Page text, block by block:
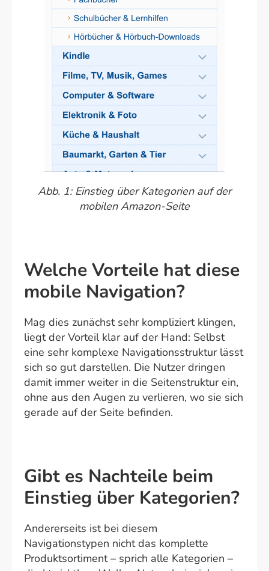
Abb. 1: Einstieg über Kategorien auf der
mobilen Amazon-Seite
Welche Vorteile hat diese
mobile Navigation?
Mag dies zunächst sehr kompliziert klingen,
liegt der Vorteil klar auf der Hand: Selbst
eine sehr komplexe Navigationsstruktur lässt
sich so gut darstellen. Die Nutzer dringen
damit immer weiter in die Seitenstruktur ein,
ohne aus den Augen zu verlieren, wo sie sich
gerade auf der Seite befinden.
Gibt es Nachteile beim
Einstieg über Kategorien?
Andererseits ist bei diesem
Navigationstypen nicht das komplette
Produktsortiment – sprich alle Kategorien –